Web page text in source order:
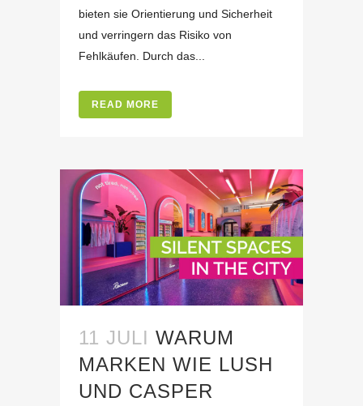
bieten sie Orientierung und Sicherheit
und verringern das Risiko von
Fehlkäufen. Durch das...
READ MORE
11 JULI WARUM
MARKEN WIE LUSH
UND CASPER